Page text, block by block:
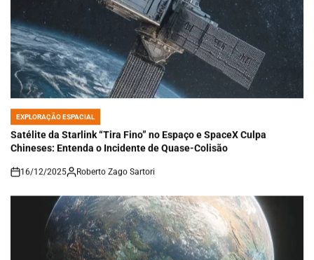
POSTED
IN
EXPLORAÇÃO ESPACIAL
Satélite da Starlink “Tira Fino” no Espaço e SpaceX Culpa
Chineses: Entenda o Incidente de Quase-Colisão
on
16/12/2025 Roberto Zago Sartori